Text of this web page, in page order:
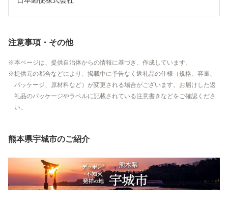
注意事項・その他
本ページは、提供自治体からの情報に基づき、作成しています。
提供元の都合などにより、掲載中に予告なく返礼品の仕様（規格、容量、
パッケージ、原材料など）が変更される場合がございます。お届けした返
礼品のパッケージやラベルに記載されている注意書きなどをご確認くださ
い。
熊本県宇城市のご紹介